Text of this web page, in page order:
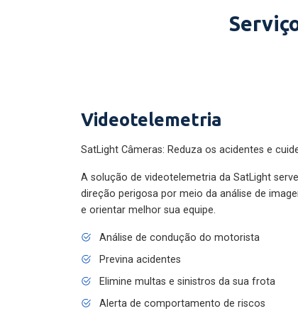
Videotelemetria
SatLight Câmeras: Reduza os acidentes e
A solução de videotelemetria da SatLight
direção perigosa por meio da análise de
e orientar melhor sua equipe.
Análise de condução do motorista
Previna acidentes
Elimine multas e sinistros da sua frota
Alerta de comportamento de riscos